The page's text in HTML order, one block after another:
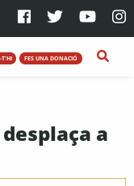
T'HI FES UNA DONACIÓ
a